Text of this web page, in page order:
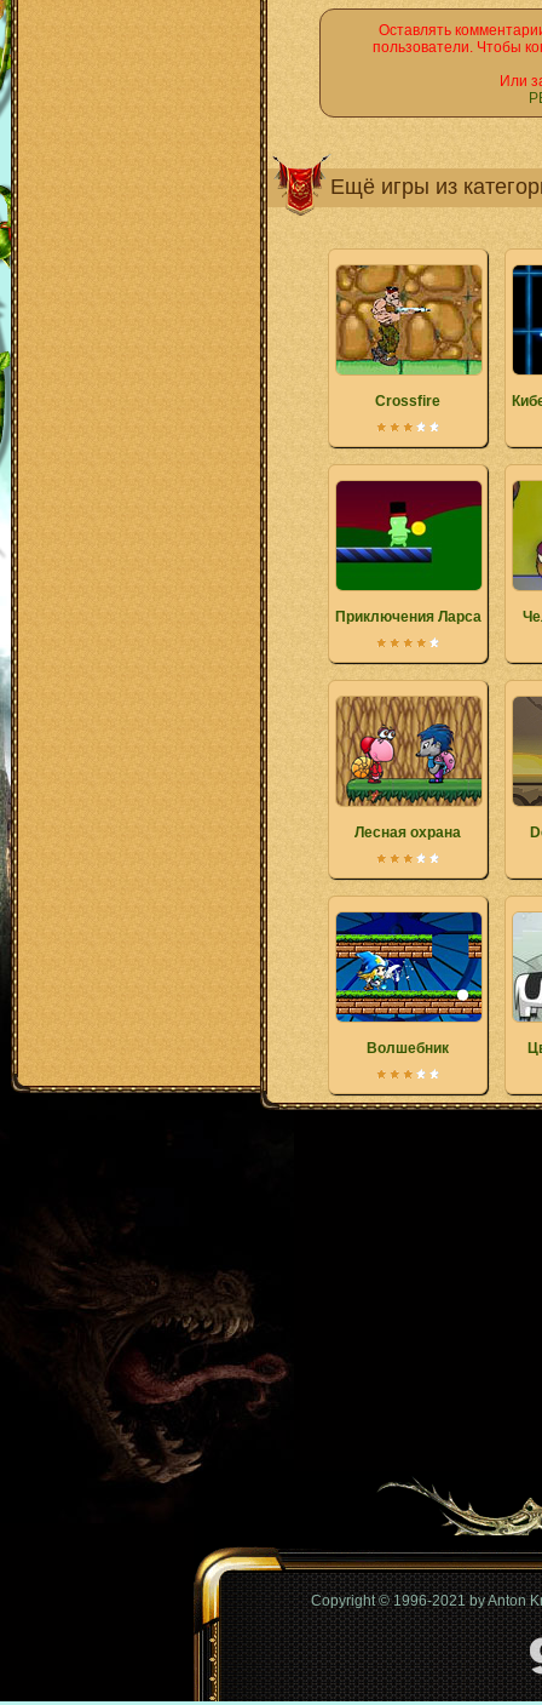
Оставлять
пользователи. Чтобы
Или
Ещё игры из
Crossfire
Приключения Ларса
Лесная охрана
Волшебник
Copyright © 1996-2021 by Anton